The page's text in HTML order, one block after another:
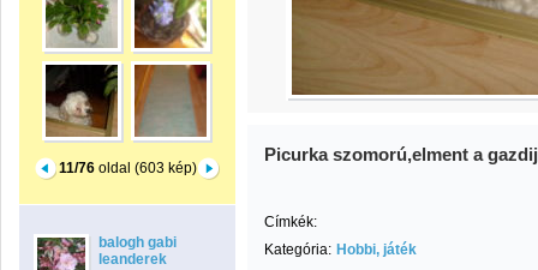
11/76oldal (603 kép)
balogh gabi
leanderek
Picurka szomorú,elment a
Címkék:
Kategória: Hobbi, játék